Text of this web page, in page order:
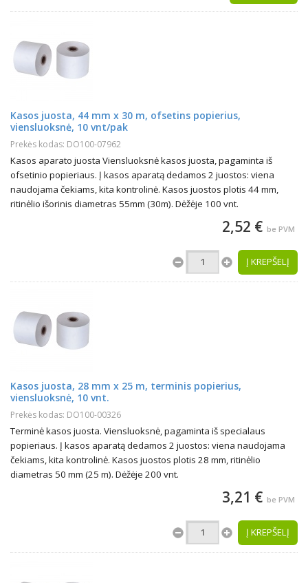
80mmx73m
Kasos juosta, 44 mm x 30 m, ofsetins popierius,
viensluoksnė, 10 vnt/pak
Prekės kodas: DO100-07962
Kasos aparato juosta Viensluoksnė kasos juosta, pagaminta iš
ofsetinio popieriaus. Į kasos aparatą dedamos 2 juostos: viena
naudojama čekiams, kita kontrolinė. Kasos juostos plotis 44 mm,
ritinėlio išorinis diametras 55mm (30m). Dėžėje 100 vnt.
2,52 € be PVM
Į KREPŠELĮ
Kasos juosta, 28 mm x 25 m, terminis popierius,
viensluoksnė, 10 vnt.
Prekės kodas: DO100-00326
Terminė kasos juosta. Viensluoksnė, pagaminta iš specialaus
popieriaus. Į kasos aparatą dedamos 2 juostos: viena naudojama
čekiams, kita kontrolinė. Kasos juostos plotis 28 mm, ritinėlio
diametras 50 mm (25 m). Dėžėje 200 vnt.
3,21 € be PVM
Į KREPŠELĮ